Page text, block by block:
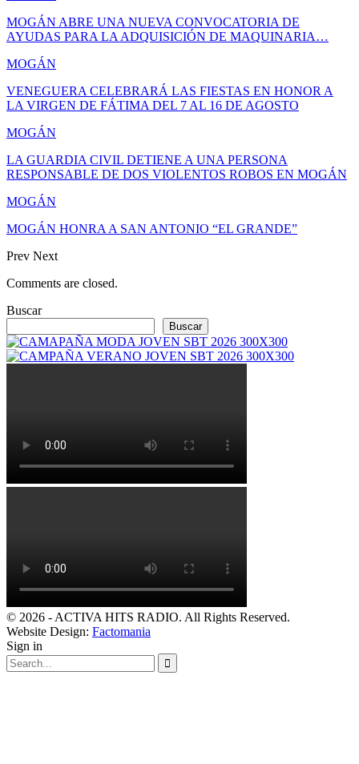
MOGÁN ABRE UNA NUEVA CONVOCATORIA DE
AYUDAS PARA LA ADQUISICIÓN DE MAQUINARIA…
MOGÁN
VENEGUERA CELEBRARÁ LAS FIESTAS EN HONOR A
LA VIRGEN DE FÁTIMA DEL 7 AL 16 DE AGOSTO
MOGÁN
LA GUARDIA CIVIL DETIENE A UNA PERSONA
RESPONSABLE DE DOS VIOLENTOS ROBOS EN MOGÁN
MOGÁN
MOGÁN HONRA A SAN ANTONIO “EL GRANDE”
Prev Next
Comments are closed.
Buscar
Buscar
© 2026 - ACTIVA HITS RADIO. All Rights Reserved.
Website Design: Factomania
Sign in